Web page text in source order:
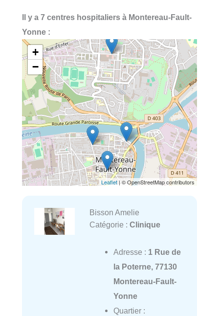
Il y a 7 centres hospitaliers à Montereau-Fault-
Yonne :
+
−
Leaflet | © OpenStreetMap contributors
Bisson Amelie
Catégorie : Clinique
Adresse : 1 Rue de
la Poterne, 77130
Montereau-Fault-
Yonne
Quartier :